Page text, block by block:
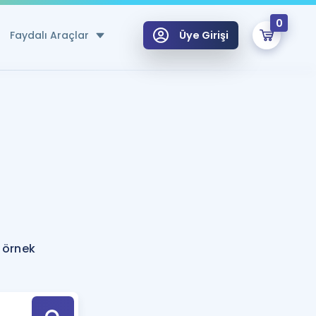
Faydalı Araçlar
Hesaplama Aracı
için Öneriler
Tek Takvimde
Üye Girişi
0